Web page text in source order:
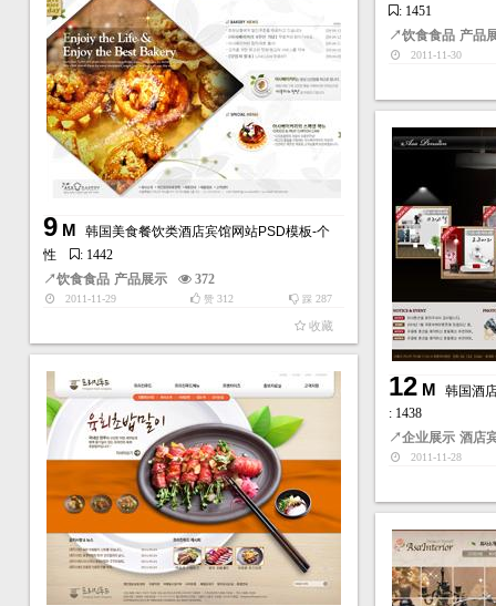
: 1451
↗饮食食品 产品
2011-11-30
9M
韩国美食餐饮类酒店宾馆网站PSD模板-个
性
: 1442
↗饮食食品 产品展示 372
2011-11-29 踩 287
赞312
收藏
12M
韩国酒
: 1438
↗企业展示 酒店
2011-11-28